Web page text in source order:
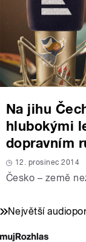
Na jihu
hlubokými
dopravním
12. prosinec 2014
Česko – země
Největší